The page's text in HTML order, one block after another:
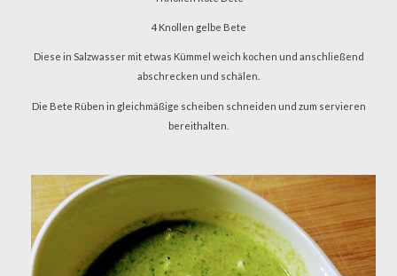
4 Knollen gelbe Bete
Diese in Salzwasser mit etwas Kümmel weich kochen und anschließend
abschrecken und schälen.
Die Bete Rüben in gleichmäßige scheiben schneiden und zum servieren
bereithalten.